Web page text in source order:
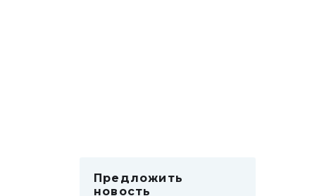
Предложить
новость